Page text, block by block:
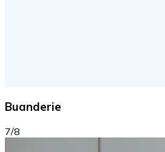
Buanderie
7/8